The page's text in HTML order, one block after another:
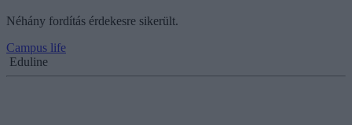
Néhány fordítás érdekesre sikerült.
Campus life
Eduline